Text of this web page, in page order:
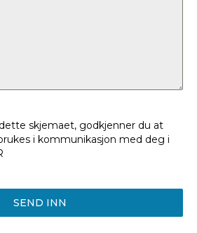
skjemaet, godkjenner du at
i kommunikasjon med deg i
SEND INN